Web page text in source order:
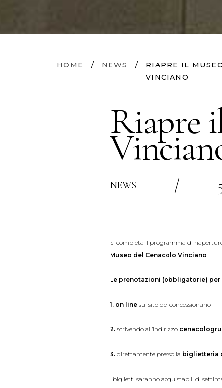
HOME / NEWS /
RIAPRE IL
VINCIANO
Riapre
NEWS /
Si completa il programma di
Museo del Cenacolo Vinciano
Le prenotazioni (obbligatorie)
1. on line sul sito del concessionario
2. scrivendo all’indirizzo
3. direttamente presso la biglietteria
I biglietti saranno acquistabili di